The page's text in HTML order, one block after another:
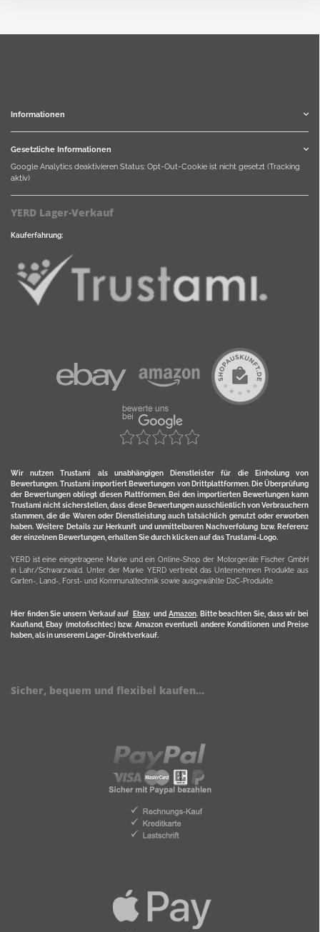
Informationen
Gesetzliche Informationen
Google Analytics deaktivieren Status: Opt-Out-Cookie ist nicht gesetzt (Tracking
aktiv)
YERD Lager-Verkauf
Kauferfahrung:
Wir nutzen Trustami als unabhängigen Dienstleister für die Einholung von
Bewertungen. Trustami importiert Bewertungen von Drittplattformen. Die Überprüfung
der Bewertungen obliegt diesen Plattformen. Bei den importierten Bewertungen kann
Trustami nicht sicherstellen, dass diese Bewertungen ausschließlich von Verbrauchern
stammen, die die Waren oder Dienstleistung auch tatsächlich genutzt oder erworben
haben. Weitere Details zur Herkunft und unmittelbaren Nachverfolung bzw. Referenz
der einzelnen Bewertungen, erhalten Sie durch klicken auf das Trustami-Logo.
YERD ist eine eingetragene Marke und ein Online-Shop der Motorgeräte Fischer GmbH
in Lahr/Schwarzwald. Unter der Marke YERD vertreibt das Unternehmen Produkte aus
Garten-, Land-, Forst- und Kommunaltechnik sowie ausgewählte D2C-Produkte.
Hier finden Sie unsern Verkauf auf Ebayund Amazon. Bitte beachten Sie, dass wir bei
Kaufland, Ebay (motofischtec) bzw. Amazon eventuell andere Konditionen und Preise
haben, als in unserem Lager-Direktverkauf.
Sicher, bequem und flexibel kaufen...